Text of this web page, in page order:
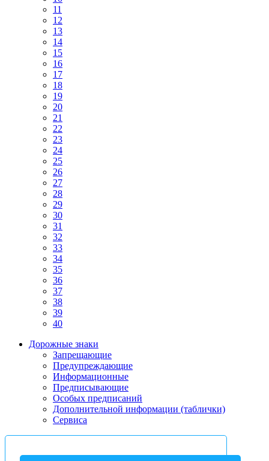
11
12
13
14
15
16
17
18
19
20
21
22
23
24
25
26
27
28
29
30
31
32
33
34
35
36
37
38
39
40
Дорожные знаки
Запрещающие
Предупреждающие
Информационные
Предписывающие
Особых предписаний
Дополнительной информации (таблички)
Сервиса